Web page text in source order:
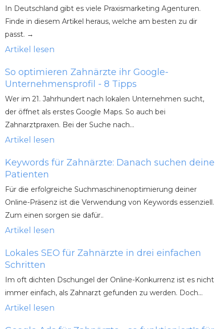
In Deutschland gibt es viele Praxismarketing Agenturen.
Finde in diesem Artikel heraus, welche am besten zu dir
passt. →
Artikel lesen
So optimieren Zahnärzte ihr Google-
Unternehmensprofil - 8 Tipps
Wer im 21. Jahrhundert nach lokalen Unternehmen sucht,
der öffnet als erstes Google Maps. So auch bei
Zahnarztpraxen. Bei der Suche nach...
Artikel lesen
Keywords für Zahnärzte: Danach suchen deine
Patienten
Für die erfolgreiche Suchmaschinenoptimierung deiner
Online-Präsenz ist die Verwendung von Keywords essenziell.
Zum einen sorgen sie dafür..
Artikel lesen
Lokales SEO für Zahnärzte in drei einfachen
Schritten
Im oft dichten Dschungel der Online-Konkurrenz ist es nicht
immer einfach, als Zahnarzt gefunden zu werden. Doch...
Artikel lesen